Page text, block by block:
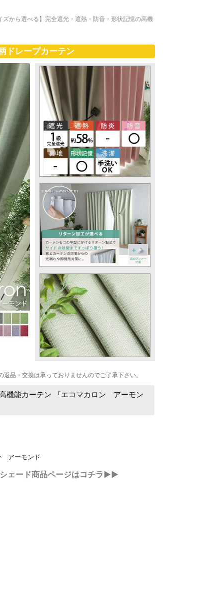
ズから選べる】完全遮光・遮熱・防音・形状記憶の高機
ドレープカーテン
品・交換は承っておりませんのでご了承下さい。
機能カーテン 『エコマカロン アーモン
アーモンド
シェード商品ページはコチラ▶▶